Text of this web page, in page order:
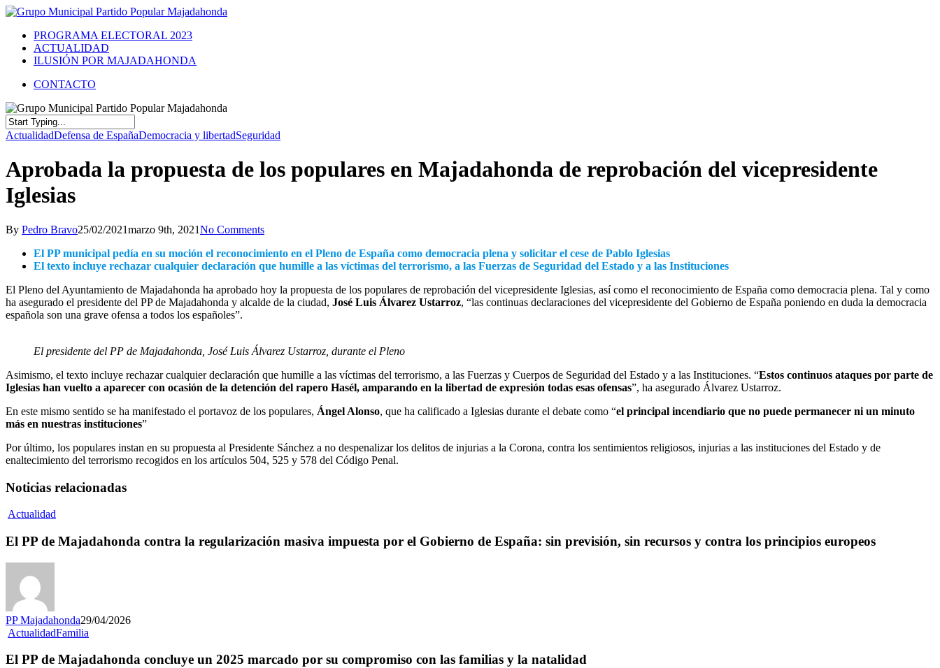
PROGRAMA ELECTORAL 2023
ACTUALIDAD
ILUSIÓN POR MAJADAHONDA
CONTACTO
ActualidadDefensa de EspañaDemocracia y libertadSeguridad
Aprobada la propuesta de los populares en Majadahonda de reprobación del vicepresidente
Iglesias
By Pedro Bravo25/02/2021marzo 9th, 2021No Comments
El PP municipal pedía en su moción el reconocimiento en el Pleno de España como democracia plena y solicitar el cese de Pablo Iglesias
El texto incluye rechazar cualquier declaración que humille a las víctimas del terrorismo, a las Fuerzas de Seguridad del Estado y a las Instituciones
El Pleno del Ayuntamiento de Majadahonda ha aprobado hoy la propuesta de los populares de reprobación del vicepresidente Iglesias, así como el reconocimiento de España como democracia plena. Tal y como
ha asegurado el presidente del PP de Majadahonda y alcalde de la ciudad, José Luis Álvarez Ustarroz, “las continuas declaraciones del vicepresidente del Gobierno de España poniendo en duda la democracia
española son una grave ofensa a todos los españoles”.
El presidente del PP de Majadahonda, José Luis Álvarez Ustarroz, durante el Pleno
Asimismo, el texto incluye rechazar cualquier declaración que humille a las víctimas del terrorismo, a las Fuerzas y Cuerpos de Seguridad del Estado y a las Instituciones. “Estos continuos ataques por parte de
Iglesias han vuelto a aparecer con ocasión de la detención del rapero Hasél, amparando en la libertad de expresión todas esas ofensas”, ha asegurado Álvarez Ustarroz.
En este mismo sentido se ha manifestado el portavoz de los populares, Ángel Alonso, que ha calificado a Iglesias durante el debate como “el principal incendiario que no puede permanecer ni un minuto
más en nuestras instituciones”
Por último, los populares instan en su propuesta al Presidente Sánchez a no despenalizar los delitos de injurias a la Corona, contra los sentimientos religiosos, injurias a las instituciones del Estado y de
enaltecimiento del terrorismo recogidos en los artículos 504, 525 y 578 del Código Penal.
Noticias relacionadas
Actualidad
El PP de Majadahonda contra la regularización masiva impuesta por el Gobierno de España: sin previsión, sin recursos y contra los principios europeos
PP Majadahonda29/04/2026
ActualidadFamilia
El PP de Majadahonda concluye un 2025 marcado por su compromiso con las familias y la natalidad